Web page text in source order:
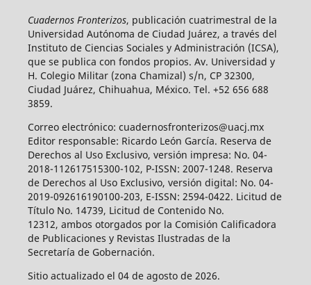
Cuadernos Fronterizos, publicación cuatrimestral de la
Universidad Autónoma de Ciudad Juárez, a través del
Instituto de Ciencias Sociales y Administración (ICSA),
que se publica con fondos propios. Av. Universidad y
H. Colegio Militar (zona Chamizal) s/n, CP 32300,
Ciudad Juárez, Chihuahua, México. Tel. +52 656 688
3859.
Correo electrónico: cuadernosfronterizos@uacj.mx
Editor responsable: Ricardo León García. Reserva de
Derechos al Uso Exclusivo, versión impresa: No. 04-
2018-112617515300-102, P-ISSN: 2007-1248. Reserva
de Derechos al Uso Exclusivo, versión digital: No. 04-
2019-092616190100-203, E-ISSN: 2594-0422. Licitud de
Título No. 14739, Licitud de Contenido No.
12312, ambos otorgados por la Comisión Calificadora
de Publicaciones y Revistas Ilustradas de la
Secretaría de Gobernación.
Sitio actualizado el 04 de agosto de 2026.